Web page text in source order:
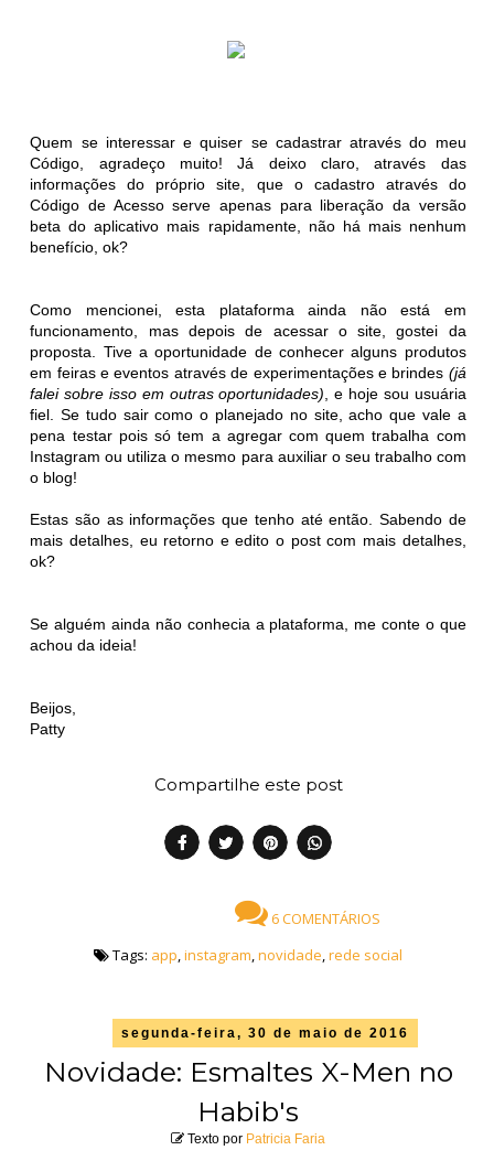
Quem se interessar e quiser se cadastrar através do meu
Código, agradeço muito! Já deixo claro, através das
informações do próprio site, que o cadastro através do
Código de Acesso serve apenas para liberação da versão
beta do aplicativo mais rapidamente, não há mais nenhum
benefício, ok?
Como mencionei, esta plataforma ainda não está em
funcionamento, mas depois de acessar o site, gostei da
proposta. Tive a oportunidade de conhecer alguns produtos
em feiras e eventos através de experimentações e brindes (já
falei sobre isso em outras oportunidades) , e hoje sou usuária
fiel. Se tudo sair como o planejado no site, acho que vale a
pena testar pois só tem a agregar com quem trabalha com
Instagram ou utiliza o mesmo para auxiliar o seu trabalho com
o blog!
Estas são as informações que tenho até então. Sabendo de
mais detalhes, eu retorno e edito o post com mais detalhes,
ok?
Se alguém ainda não conhecia a plataforma, me conte o que
achou da ideia!
Beijos,
Patty
Compartilhe este post
6 COMENTÁRIOS
Tags: app,instagram,novidade,rede social
segunda-feira, 30 de maio de 2016
Novidade: Esmaltes X-Men no
Habib's
Texto por Patricia Faria